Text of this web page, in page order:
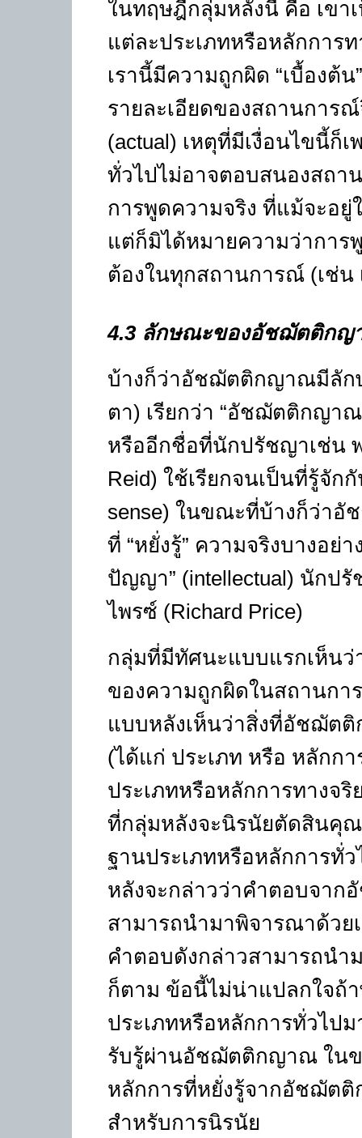
ในทฤษฎีกลุ่มหลังนี้ คือ เขา
แต่ละประเภทหรือหลักกา
เรานี้มีความถูกผิด “เบื้องต้น
รายละเอียดของสถานการ
(actual) เหตุที่มีเงื่อนไขนี้ก็
ทั่วไปไม่อาจตอบสนองสถา
การพูดความจริง ที่แม้จะอยู่
แต่ก็มิได้หมายความว่าการ
ต้องในทุกสถานการณ์ (เช่น
4.3ลักษณะของอัชฌัตติกญ
บ้างก็ว่าอัชฌัตติกญาณมีลัก
ตา) เรียกว่า “อัชฌัตติกญาณ
หรืออีกชื่อที่นักปรัชญาเช่น
Reid) ใช้เรียกจนเป็นที่รู้จัก
sense) ในขณะที่บ้างก็ว่า
ที่ “หยั่งรู้” ความจริงบางอย่า
ปัญญา” (intellectual) นักปรั
ไพรซ์ (Richard Price)
กลุ่มที่มีทัศนะแบบแรกเห็น
ของความถูกผิดในสถานก
แบบหลังเห็นว่าสิ่งที่อัชฌัต
(ได้แก่ ประเภท หรือ หลักก
ประเภทหรือหลักการทางจ
ที่กลุ่มหลังจะนิรนัยตัดสินคุ
ฐานประเภทหรือหลักการทั่
หลังจะกล่าวว่าคำตอบจา
สามารถนำมาพิจารณาด้วย
คำตอบดังกล่าวสามารถนำ
ก็ตาม ข้อนี้ไม่น่าแปลกใจถ้
ประเภทหรือหลักการทั่วไป
รับรู้ผ่านอัชฌัตติกญาณ ใน
หลักการที่หยั่งรู้จากอัชฌัต
สำหรับการนิรนัย